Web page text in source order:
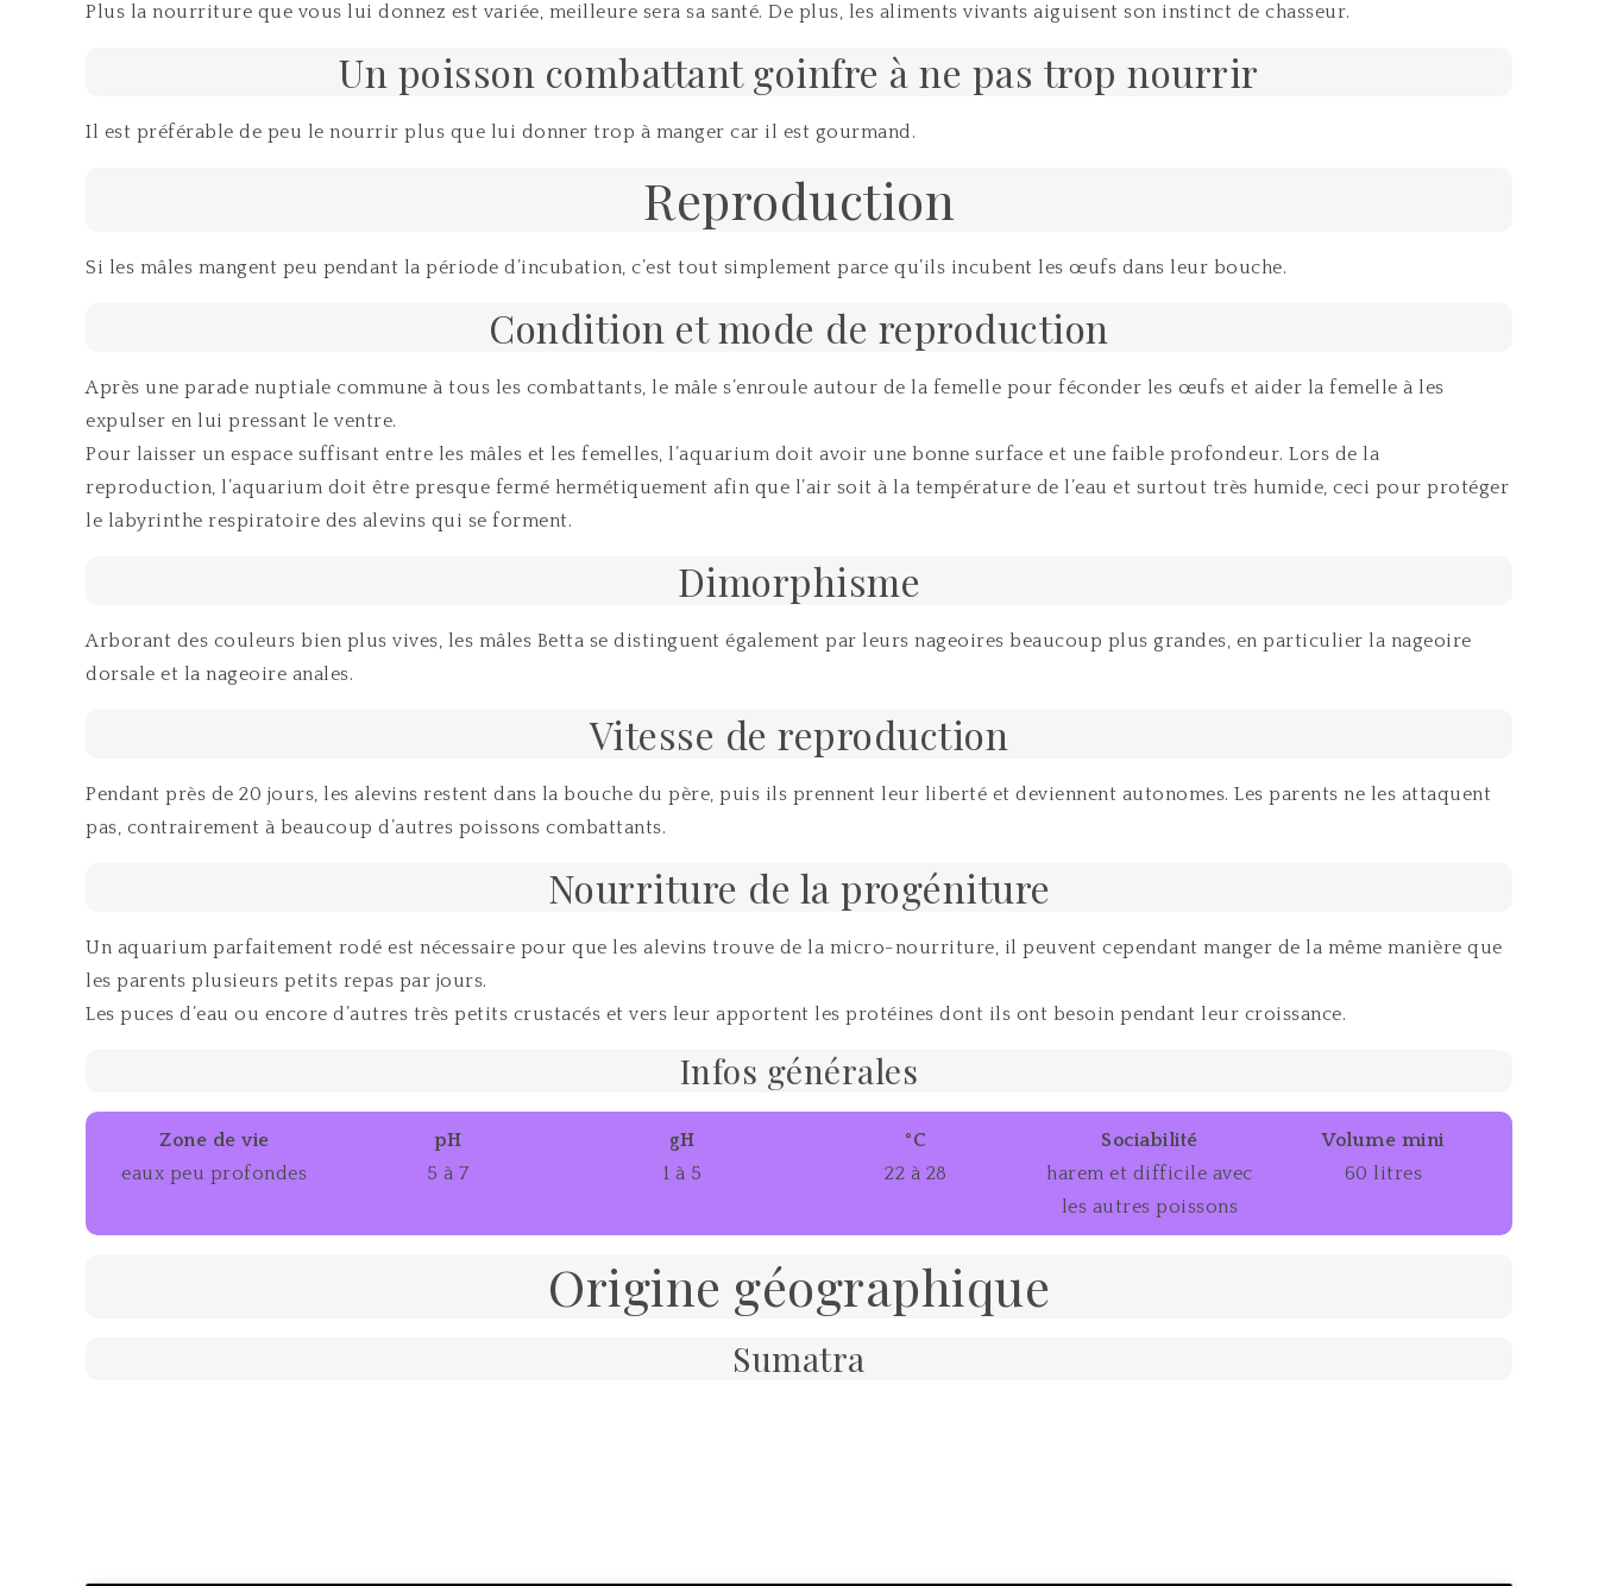
Plus la nourriture que vous lui donnez est variée, meilleure sera sa santé. De plus, les aliments vivants aiguisent son instinct de chasseur.
Un poisson combattant goinfre à ne pas trop nourrir
Il est préférable de peu le nourrir plus que lui donner trop à manger car il est gourmand.
Reproduction
Si les mâles mangent peu pendant la période d’incubation, c’est tout simplement parce qu’ils incubent les œufs dans leur bouche.
Condition et mode de reproduction
Après une parade nuptiale commune à tous les combattants, le mâle s’enroule autour de la femelle pour féconder les œufs et aider la femelle à les
expulser en lui pressant le ventre.
Pour laisser un espace suffisant entre les mâles et les femelles, l’aquarium doit avoir une bonne surface et une faible profondeur. Lors de la
reproduction, l’aquarium doit être presque fermé hermétiquement afin que l’air soit à la température de l’eau et surtout très humide, ceci pour protéger
le labyrinthe respiratoire des alevins qui se forment.
Dimorphisme
Arborant des couleurs bien plus vives, les mâles Betta se distinguent également par leurs nageoires beaucoup plus grandes, en particulier la nageoire
dorsale et la nageoire anales.
Vitesse de reproduction
Pendant près de 20 jours, les alevins restent dans la bouche du père, puis ils prennent leur liberté et deviennent autonomes. Les parents ne les attaquent
pas, contrairement à beaucoup d’autres poissons combattants.
Nourriture de la progéniture
Un aquarium parfaitement rodé est nécessaire pour que les alevins trouve de la micro-nourriture, il peuvent cependant manger de la même manière que
les parents plusieurs petits repas par jours.
Les puces d’eau ou encore d’autres très petits crustacés et vers leur apportent les protéines dont ils ont besoin pendant leur croissance.
Infos générales
Zone de vie pH gH °C Sociabilité
Volume mini
eaux peu profondes
5 à 7 1 à 5 22 à 28
harem et difficile avec
les autres poissons
60 litres
Origine géographique
Sumatra